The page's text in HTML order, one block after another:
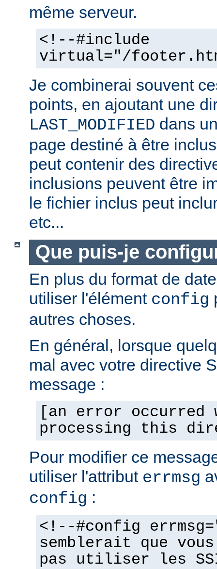
même serveur.
<!--#include
virtual="/
Je combinerai souvent
points, en ajoutant une
LAST_MODIFIED dans
page destiné à être
peut contenir des
inclusions peuvent être
le fichier inclus peut
etc...
Que puis-je
En plus du format de
utiliser l'élément config
autres choses.
En général, lorsque
mal avec votre directive
message :
[an error occurred
processing this
Pour modifier ce
utiliser l'attribut errmsg
config :
<!--#config
semblerait que
pas utiliser les